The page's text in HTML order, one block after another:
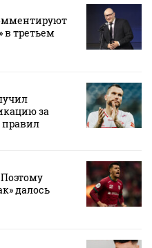
в третьем
за
далось